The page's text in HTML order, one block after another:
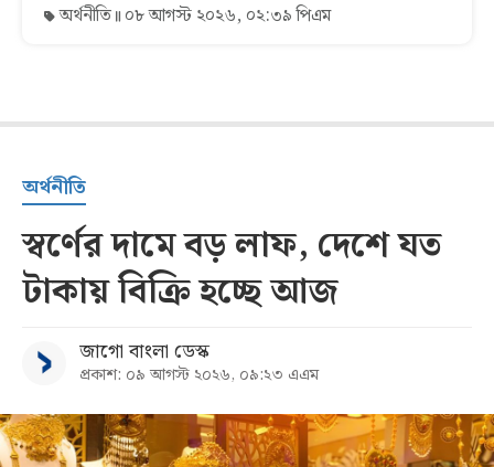
অর্থনীতি ০৮ আগস্ট ২০২৬, ০২:৩৯ পিএম
অর্থনীতি
স্বর্ণের দামে বড় লাফ, দেশে যত
টাকায় বিক্রি হচ্ছে আজ
জাগো বাংলা ডেস্ক
প্রকাশ: ০৯ আগস্ট ২০২৬, ০৯:২৩ এএম